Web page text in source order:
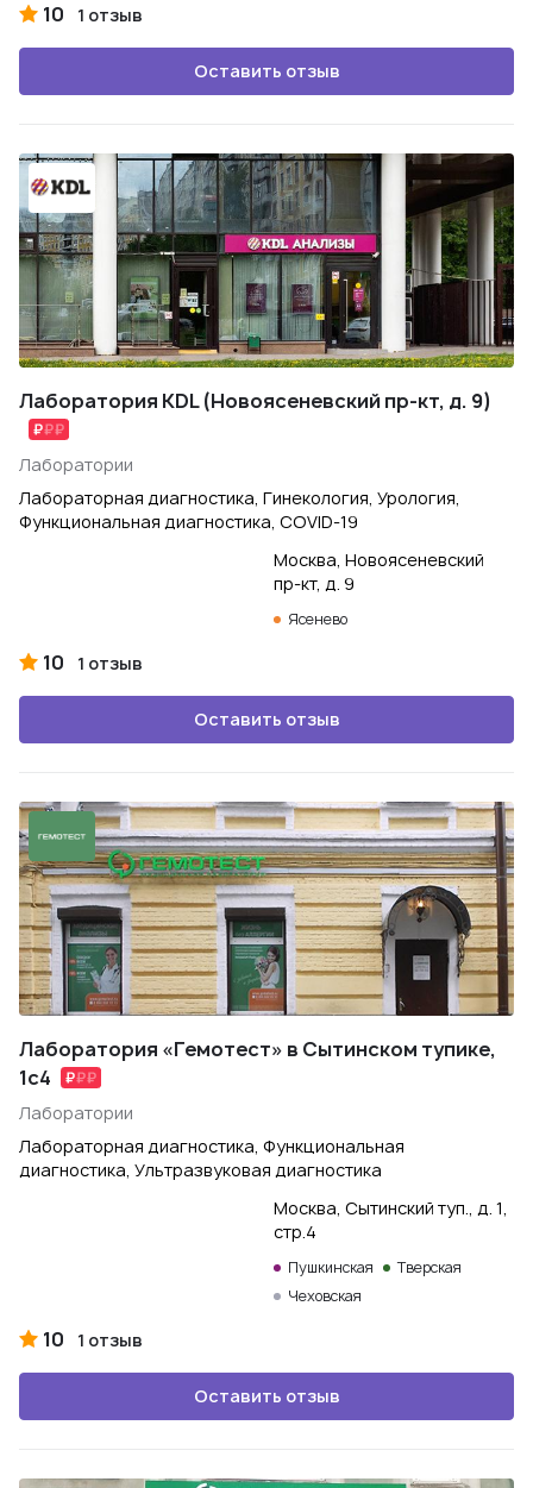
10 1 отзыв
Оставить отзыв
Лаборатория KDL (Новоясеневский пр-кт, д. 9)
Лаборатории
Лабораторная диагностика, Гинекология, Урология,
Функциональная диагностика, COVID-19
Москва, Новоясеневский
пр-кт, д. 9
Ясенево
10 1 отзыв
Оставить отзыв
Лаборатория «Гемотест» в Сытинском тупике,
1с4
Лаборатории
Лабораторная диагностика, Функциональная
диагностика, Ультразвуковая диагностика
Москва, Сытинский туп., д. 1,
стр.4
Пушкинская
Тверская
Чеховская
10 1 отзыв
Оставить отзыв